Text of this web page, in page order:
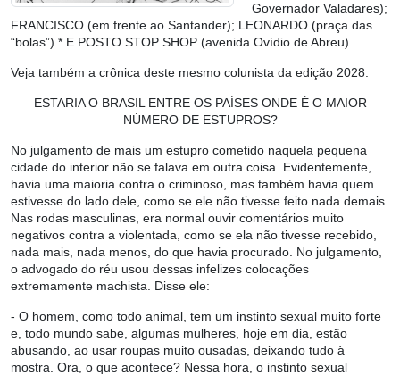
Governador Valadares);
FRANCISCO (em frente ao Santander); LEONARDO (praça das
“bolas”) * E POSTO STOP SHOP (avenida Ovídio de Abreu).
Veja também a crônica deste mesmo colunista da edição 2028:
ESTARIA O BRASIL ENTRE OS PAÍSES ONDE É O MAIOR
NÚMERO DE ESTUPROS?
No julgamento de mais um estupro cometido naquela pequena
cidade do interior não se falava em outra coisa. Evidentemente,
havia uma maioria contra o criminoso, mas também havia quem
estivesse do lado dele, como se ele não tivesse feito nada demais.
Nas rodas masculinas, era normal ouvir comentários muito
negativos contra a violentada, como se ela não tivesse recebido,
nada mais, nada menos, do que havia procurado. No julgamento,
o advogado do réu usou dessas infelizes colocações
extremamente machista. Disse ele:
- O homem, como todo animal, tem um instinto sexual muito forte
e, todo mundo sabe, algumas mulheres, hoje em dia, estão
abusando, ao usar roupas muito ousadas, deixando tudo à
mostra. Ora, o que acontece? Nessa hora, o instinto sexual